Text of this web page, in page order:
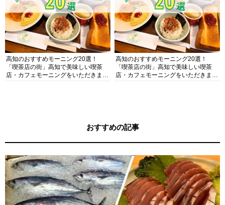
高知のおすすめモーニング20選！
「喫茶店の街」高知で美味しい喫茶
店・カフェモーニングをいただきま
高知のおすすめモーニング20選！
「喫茶店の街」高知で美味しい喫茶
店・カフェモーニングをいただきま
おすすめの記事